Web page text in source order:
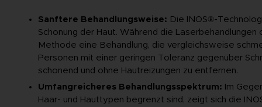
Sanftere Behandlungsweise: Die INOS®-
Schonung der Haut. Während die
Methode eine Behandlung, die vergleichsweise
Personen mit einer geringen Toleranz gegenüber
schonend und ohne Hautreizungen zu entfernen.
Umfangreicheres Behandlungsspektrum: Im
Haar- und Hauttypen begrenzt sind, zeigt sich die